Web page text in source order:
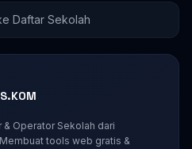
Daftar Sekolah
Operator Sekolah dari
tools web gratis &